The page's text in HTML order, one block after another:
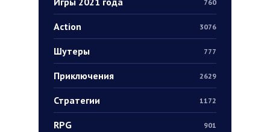
760
Action 3076
Шутеры 777
Приключения 2629
Стратегии 1172
RPG 901